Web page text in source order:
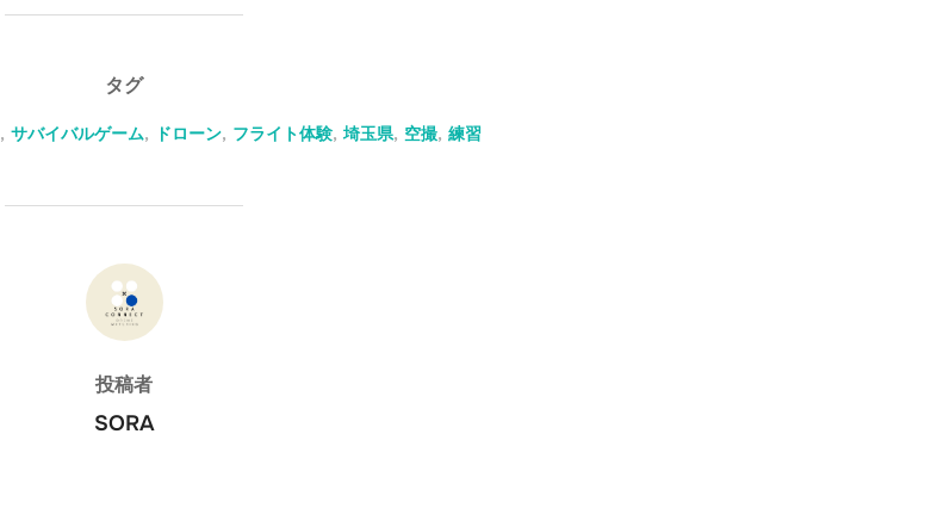
タグ
, サバイバルゲーム, ドローン, フライト体験, 埼玉県, 空撮, 練習
投稿者
投稿者
SORA